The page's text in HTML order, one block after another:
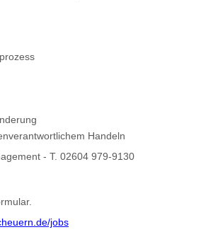
Handeln
- T. 02604 979-9130
jobs